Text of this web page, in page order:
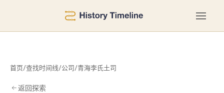
首页/查找时间线/公司/青海李氏土司
返回探索